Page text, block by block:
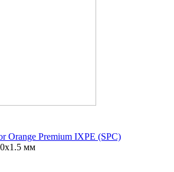
Orange Premium IXPE (SPC)
мм